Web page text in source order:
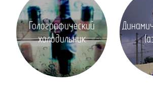
Голографический
холодильник